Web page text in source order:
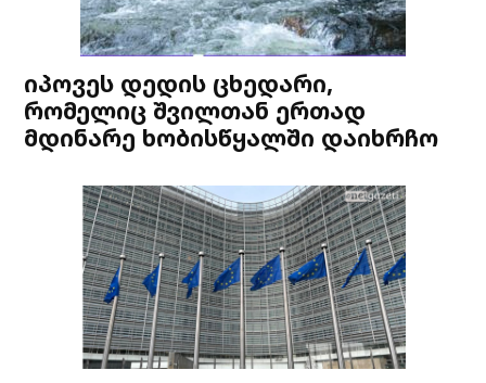
იპოვეს დედის ცხედარი,
რომელიც შვილთან ერთად
მდინარე ხობისწყალში დაიხრჩო